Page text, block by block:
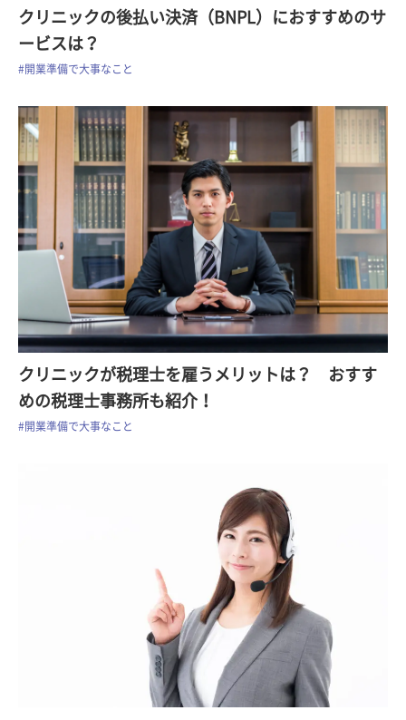
クリニックの後払い決済（BNPL）におすすめのサ
ービスは？
#開業準備で大事なこと
クリニックが税理士を雇うメリットは？ おすす
めの税理士事務所も紹介！
#開業準備で大事なこと